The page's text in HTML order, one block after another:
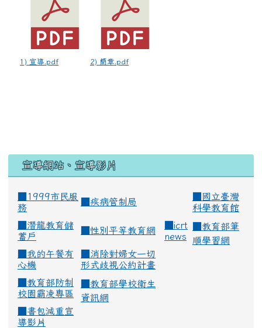
1) 宣導.pdf 2) 簡章.pdf
宣導網站、宣導影片
■1999市民服
務
疾病管制局
國立臺灣
科學教育館
潛龍教育儲
蓄戶
性別平等教育網
icrt
news
教育部筆
順學習網
我的午餐有
心機
消除對婦女一切
形式歧視公約計畫
教育部防制
校園霸凌專區
教育部學校衛生
資訊網
書包減重宣
導影片